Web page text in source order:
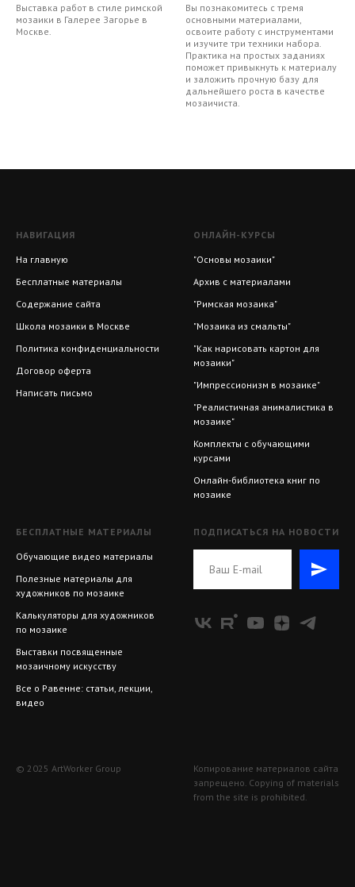
Выставка работ в стиле римской
мозаики в Галерее Загорье в
Москве.
Вы познакомитесь с тремя
основными материалами,
освоите работу с инструментами
и изучите три техники набора.
Практика на простых заданиях
поможет привыкнуть к материалу
и заложить прочную базу для
дальнейшего роста в качестве
мозаичиста.
НАВИГАЦИЯ
На главную
Бесплатные материалы
Содержание сайта
Школа мозаики в Москве
Политика конфиденциальности
Договор оферта
Написать письмо
ОНЛАЙН-КУРСЫ
"Основы мозаики"
Архив с материалами
"Римская мозаика"
"Мозаика из смальты"
"Как нарисовать картон для
мозаики"
"Импрессионизм в мозаике"
"Реалистичная анималистика в
мозаике"
Комплекты с обучающими
курсами
Онлайн-библиотека книг по
мозаике
БЕСПЛАТНЫЕ МАТЕРИАЛЫ
Обучающие видео материалы
Полезные материалы для
художников по мозаике
Калькуляторы для художников
по мозаике
Выставки посвященные
мозаичному искусству
Все о Равенне: статьи, лекции,
видео
ПОДПИСАТЬСЯ НА НОВОСТИ
© 2025 ArtWorker Group
Копирование материалов сайта
запрещено. Copying of materials
from the site is prohibited.